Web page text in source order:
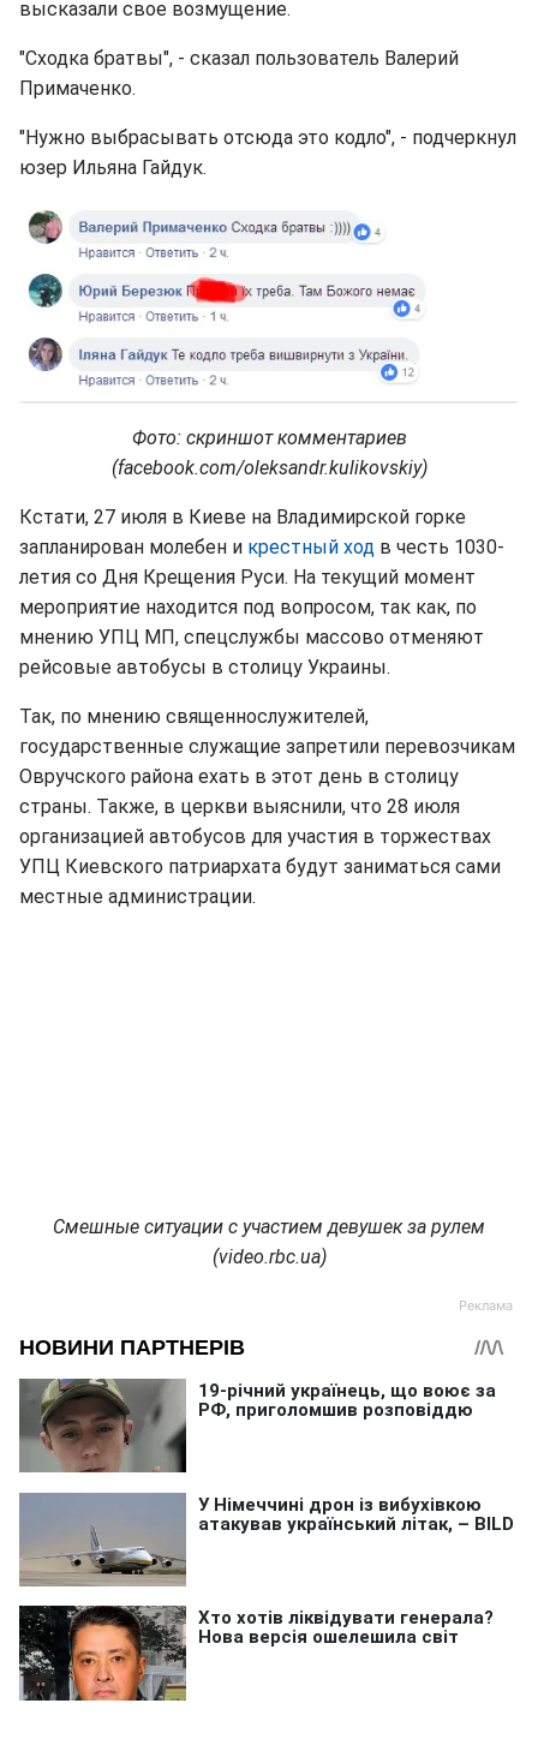
высказали свое возмущение.
"Сходка братвы", - сказал пользователь Валерий
Примаченко.
"Нужно выбрасывать отсюда это кодло", - подчеркнул
юзер Ильяна Гайдук.
Фото: скриншот комментариев
(facebook.com/oleksandr.kulikovskiy)
Кстати, 27 июля в Киеве на Владимирской горке
запланирован молебен и крестный ход в честь 1030-
летия со Дня Крещения Руси. На текущий момент
мероприятие находится под вопросом, так как, по
мнению УПЦ МП, спецслужбы массово отменяют
рейсовые автобусы в столицу Украины.
Так, по мнению священнослужителей,
государственные служащие запретили перевозчикам
Овручского района ехать в этот день в столицу
страны. Также, в церкви выяснили, что 28 июля
организацией автобусов для участия в торжествах
УПЦ Киевского патриархата будут заниматься сами
местные администрации.
Смешные ситуации с участием девушек за рулем
(video.rbc.ua)